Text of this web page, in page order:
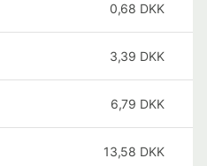
0,68 DKK
3,39 DKK
6,79 DKK
13,58 DKK